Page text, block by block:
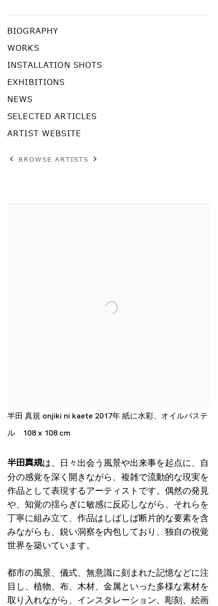
BIOGRAPHY
WORKS
INSTALLATION SHOTS
EXHIBITIONS
NEWS
SELECTED ARTICLES
ARTIST WEBSITE
BROWSE ARTISTS
半田 真規 onjiki ni kaete 2017年 紙に水彩、オイルパステ
ル 108 x 108 cm
半田真規は、日々出会う風景や出来事を起点に、自
分の感覚を深く開きながら、複雑で流動的な現実を
作品として表現するアーティストです。偶然の発見
や、知覚の揺らぎに敏感に反応しながら、それらを
丁寧に組み立て、作品はしばしば断片的な要素を含
みながらも、鋭い洞察を内包しており、独自の視覚
世界を築いています。
都市の風景、儀式、無意識に刻まれた記憶などに注
目し、植物、布、木材、金属といった多様な素材を
取り入れながら、インスタレーション、彫刻、絵画